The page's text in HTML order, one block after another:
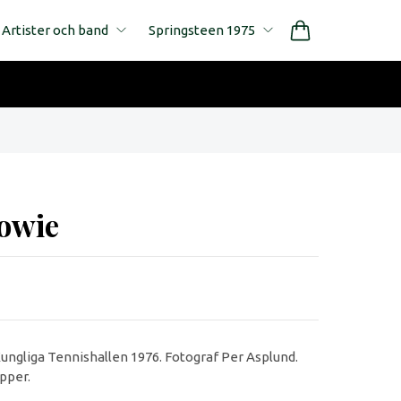
Artister och band Springsteen 1975
Tennishallen 1976. Fotograf Per Asplund.